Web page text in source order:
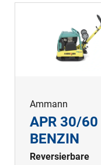
Ammann
APR 30/60
BENZIN
Reversierbare